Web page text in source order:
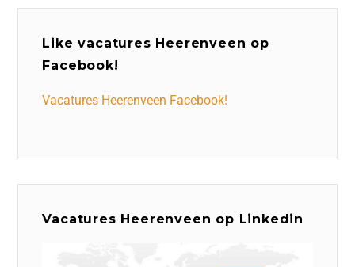
Like vacatures Heerenveen op
Facebook!
Vacatures Heerenveen Facebook!
Vacatures Heerenveen op Linkedin